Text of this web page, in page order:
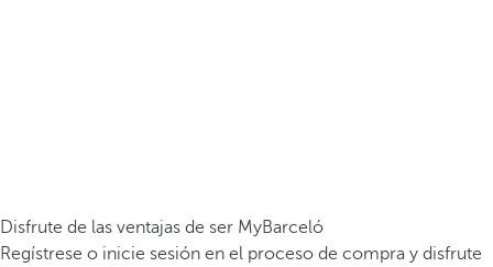
Disfrute de las ventajas de ser MyBarceló
Regístrese o inicie sesión en el proceso de compra y disfrute